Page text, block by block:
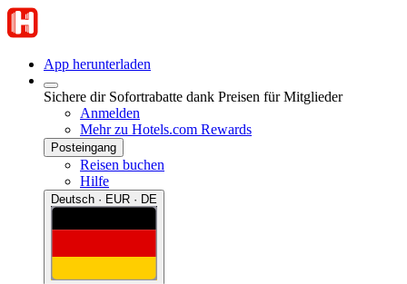
App herunterladen
Sichere dir Sofortrabatte dank Preisen für Mitglieder
Anmelden
Mehr zu Hotels.com Rewards
Posteingang
Reisen buchen
Hilfe
Deutsch · EUR · DE